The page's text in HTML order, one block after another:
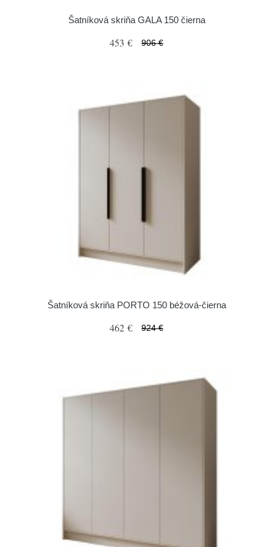
Šatníková skriňa GALA 150 čierna
453 € 906 €
Šatníková skriňa PORTO 150 béžová-čierna
462 € 924 €